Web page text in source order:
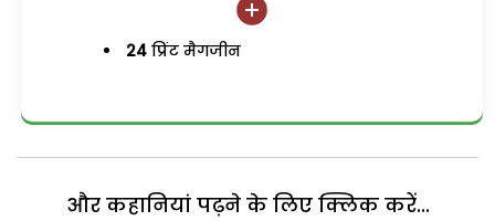
24 प्रिंट मैगजीन
और कहानियां पढ़ने के लिए क्लिक करें...